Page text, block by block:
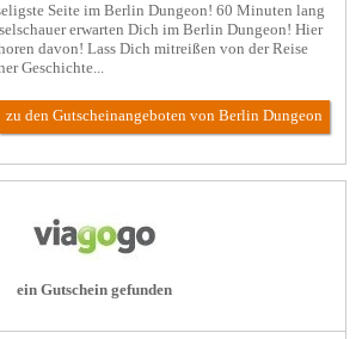
Seite im Berlin Dungeon! 60 Minuten lang
erwarten Dich im Berlin Dungeon! Hier
davon! Lass Dich mitreißen von der Reise
Geschichte...
zu den Gutscheinangeboten von Berlin Dungeon
ein Gutschein gefunden